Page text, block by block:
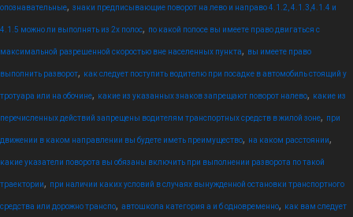
опознавательные, знаки предписывающие поворот на лево и направо 4.1.2, 4.1.3,4.1.4 и
4.1.5 можно ли выполнять из 2х полос, по какой полосе вы имеете право двигаться с
максимальной разрешенной скоростью вне населенных пункта, вы имеете право
выполнить разворот, как следует поступить водителю при посадке в автомобиль стоящий у
тротуара или на обочине, какие из указанных знаков запрещают поворот налево, какие из
перечисленных действий запрещены водителям транспортных средств в жилой зоне, при
движении в каком направлении вы будете иметь преимущество, на каком расстоянии,
какие указатели поворота вы обязаны включить при выполнении разворота по такой
траектории, при наличии каких условий в случаях вынужденной остановки транспортного
средства или дорожно транспо, автошкола категория а и б одновременно, как вам следует